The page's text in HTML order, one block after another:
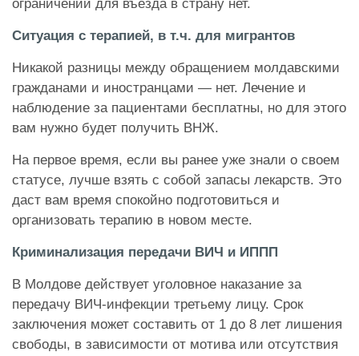
ограничений для въезда в страну нет.
Ситуация с терапией, в т.ч. для мигрантов
Никакой разницы между обращением молдавскими
гражданами и иностранцами — нет. Лечение и
наблюдение за пациентами бесплатны, но для этого
вам нужно будет получить ВНЖ.
На первое время, если вы ранее уже знали о своем
статусе, лучше взять с собой запасы лекарств. Это
даст вам время спокойно подготовиться и
организовать терапию в новом месте.
Криминализация передачи ВИЧ и ИППП
В Молдове действует уголовное наказание за
передачу ВИЧ-инфекции третьему лицу. Срок
заключения может составить от 1 до 8 лет лишения
свободы, в зависимости от мотива или отсутствия